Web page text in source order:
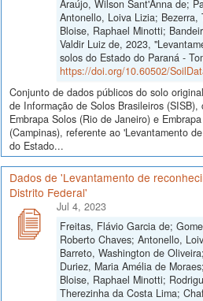
Araújo, Wilson Sant'Anna de;
Antonello, Loiva Lizia;
Bloise, Raphael Minotti;
Valdir Luiz de, 2023,
solos do Estado do Paraná -
https://doi.org/10.60502/
Conjunto de dados públicos do solo
de Informação de Solos Brasileiros
Embrapa Solos (Rio de Janeiro) e
(Campinas), referente ao 'Levantamento
do Estado...
Dados de 'Levantamento de
Distrito Federal'
Jul 4, 2023
Freitas, Flávio Garcia de;
Roberto Chaves; Antonello,
Barreto, Washington de
Duriez, Maria Amélia de
Bloise, Raphael Minotti;
Therezinha da Costa Lima;